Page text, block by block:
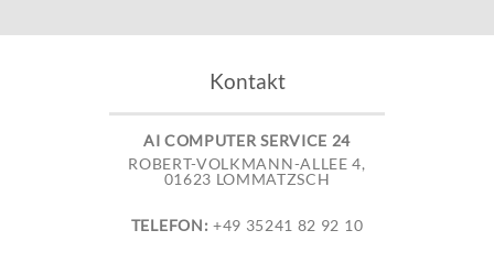
Kontakt
AI COMPUTER SERVICE 24
ROBERT-VOLKMANN-ALLEE 4,
01623 LOMMATZSCH
TELEFON: +49 35241 82 92 10